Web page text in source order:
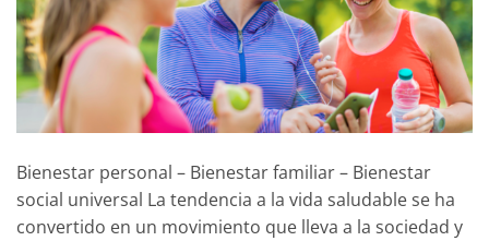
Bienestar personal – Bienestar familiar – Bienestar
social universal La tendencia a la vida saludable se ha
convertido en un movimiento que lleva a la sociedad y